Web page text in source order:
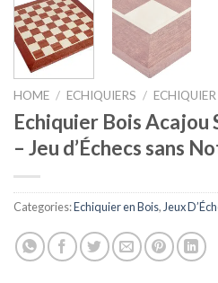
HOME / ECHIQUIERS /
Echiquier Bois Acajou
– Jeu d’Échecs sans
Categories:Echiquier en Bois, Jeux